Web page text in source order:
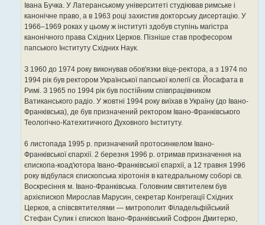
Івана Бучка. У Латеранському університеті студіював римське і
канонічне право, а в 1963 році захистив докторську дисертацію. У
1966–1969 роках у цьому ж інституті здобув ступінь магістра
канонічного права Східних Церков. Пізніше став професором
папського Інституту Східних Наук.
З 1960 до 1974 року виконував обов'язки віце-ректора, а з 1974 по
1994 рік був ректором Української папської колегії св. Йосафата в
Римі. З 1965 по 1994 рік був постійним співпрацівником
Ватиканського радіо. У жовтні 1994 року виїхав в Україну (до Івано-
Франківська), де був призначений ректором Івано-Франківського
Теологічно-Катехитичного Духовного Інституту.
6 листопада 1995 р. призначений протосинкелом Івано-
Франківської єпархії. 2 березня 1996 р. отримав призначення на
єпископа-коад'ютора Івано-Франківської єпархії, а 12 травня 1996
року відбулася єпископська хіротонія в катедральному соборі св.
Воскресіння м. Івано-Франківська. Головним святителем був
архієпископ Мирослав Марусин, секретар Конгрегації Східних
Церков, а співсвятителями — митрополит Філадельфійський
Стефан Сулик і єпископ Івано-Франківський Софрон Дмитерко,